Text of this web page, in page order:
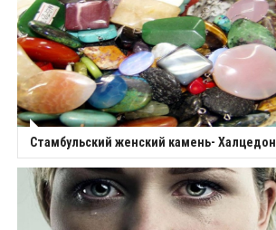
Стамбульский женский камень- Халцедон